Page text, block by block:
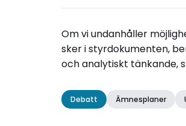
Om vi undanhåller
sker i styrdokumenten,
och analytiskt tänkande,
Debatt Ämnesplaner